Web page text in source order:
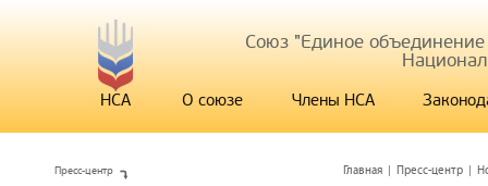
Союз "Единое
НСА О союзе Члены НСА
Главная | Пресс-центр |
Пресс-центр